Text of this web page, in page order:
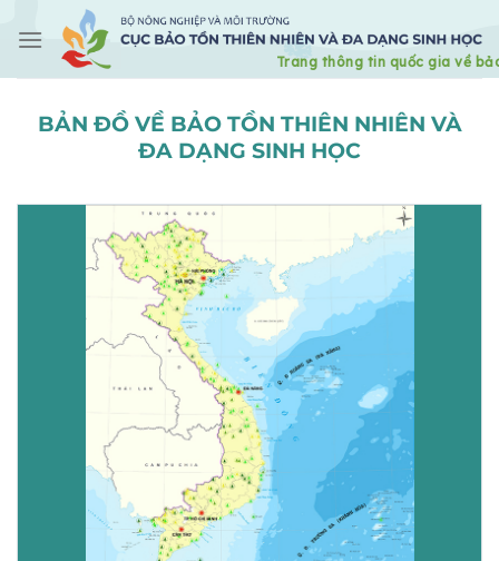
content
BẢN ĐỒ VỀ BẢO TỒN THIÊN NHIÊN VÀ
ĐA DẠNG SINH HỌC